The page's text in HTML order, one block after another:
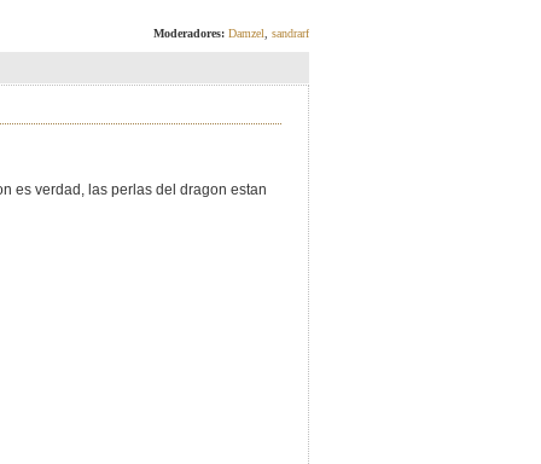
Moderadores: Damzel sandrarf
es verdad, las perlas del dragon estan